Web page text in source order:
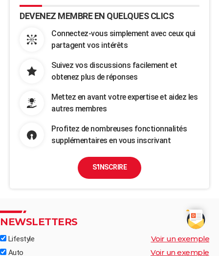
DEVENEZ MEMBRE EN QUELQUES CLICS
Connectez-vous simplement avec ceux qui
partagent vos intérêts
Suivez vos discussions facilement et
obtenez plus de réponses
Mettez en avant votre expertise et aidez les
autres membres
Profitez de nombreuses fonctionnalités
supplémentaires en vous inscrivant
S'INSCRIRE
NEWSLETTERS
Lifestyle Voir un exemple
Auto Voir un exemple